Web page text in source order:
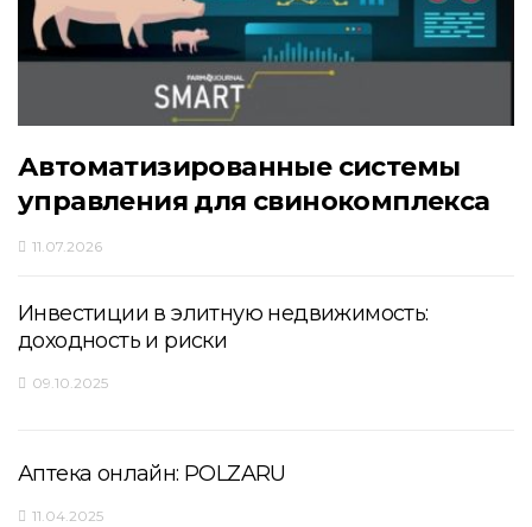
Автоматизированные системы
управления для свинокомплекса
11.07.2026
Инвестиции в элитную недвижимость:
доходность и риски
09.10.2025
Аптека онлайн: POLZARU
11.04.2025